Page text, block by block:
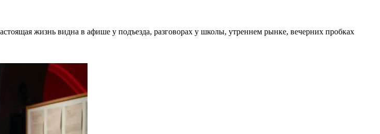
жизнь видна в афише у подъезда, разговорах у школы, утреннем рынке, вечерних пробках